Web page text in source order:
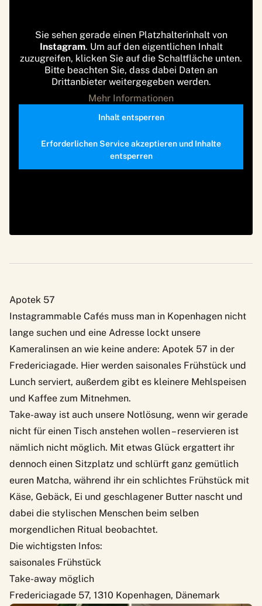
Sie sehen gerade einen Platzhalterinhalt von
Instagram. Um auf den eigentlichen Inhalt
zuzugreifen, klicken Sie auf die Schaltfläche unten.
Bitte beachten Sie, dass dabei Daten an
Drittanbieter weitergegeben werden.
Mehr Informationen
Inhalt entsperren
Erforderlichen Service akzeptieren und Inhalte
entsperren
Apotek 57
Instagrammable Cafés muss man in Kopenhagen nicht
lange suchen und eine Adresse lockt unsere
Kameralinsen an wie keine andere: Apotek 57 in der
Fredericiagade. Hier werden saisonales Frühstück und
Lunch serviert, außerdem gibt es kleinere Mehlspeisen
und Kaffee zum Mitnehmen.
Take-away ist auch unsere Notlösung, wenn wir gerade
nicht für einen Tisch anstehen wollen – reservieren ist
nämlich nicht möglich. Mit etwas Glück ergattert ihr
dennoch einen Sitzplatz und schlürft ganz gemütlich
euren Matcha, während ihr ein schlichtes Frühstück mit
Käse, Gebäck, Ei und geschlagener Butter nascht und
dabei die stylischen Menschen beim selben
morgendlichen Ritual beobachtet.
Die wichtigsten Infos:
saisonales Frühstück
Take-away möglich
Fredericiagade 57, 1310 Kopenhagen, Dänemark